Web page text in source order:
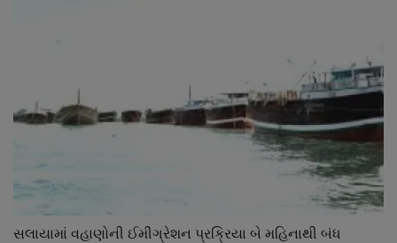
સલાયામાં વહાણોની ઈમીગ્રેશન પ્રક્રિયા બે મહિનાથી બંધ